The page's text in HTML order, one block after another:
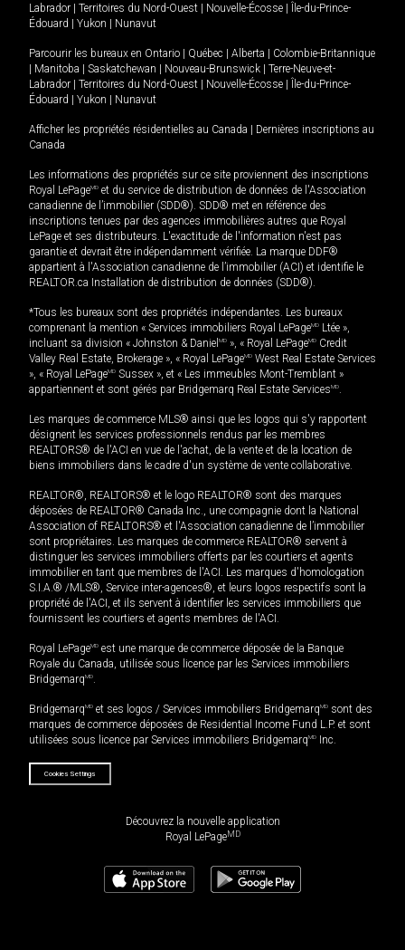
Labrador | Territoires du Nord-Ouest | Nouvelle-Écosse | Île-du-Prince-
Édouard | Yukon | Nunavut
Parcourir les bureaux en Ontario | Québec | Alberta | Colombie-Britannique
| Manitoba | Saskatchewan | Nouveau-Brunswick | Terre-Neuve-et-
Labrador | Territoires du Nord-Ouest | Nouvelle-Écosse | Île-du-Prince-
Édouard | Yukon | Nunavut
Afficher les propriétés résidentielles au Canada | Dernières inscriptions au
Canada
Les informations des propriétés sur ce site proviennent des inscriptions
Royal LePageMD et du service de distribution de données de l'Association
canadienne de l’immobilier (SDD®). SDD® met en référence des
inscriptions tenues par des agences immobilières autres que Royal
LePage et ses distributeurs. L'exactitude de l'information n'est pas
garantie et devrait être indépendamment vérifiée. La marque DDF®
appartient à l'Association canadienne de l’immobilier (ACI) et identifie le
REALTOR.ca Installation de distribution de données (SDD®).
*Tous les bureaux sont des propriétés indépendantes. Les bureaux
comprenant la mention « Services immobiliers Royal LePageMD Ltée »,
incluant sa division « Johnston & Daniel MD », « Royal LePageMD Credit
Valley Real Estate, Brokerage », « Royal LePageMD West Real Estate Services
», « Royal LePageMD Sussex », et « Les immeubles Mont-Tremblant »
appartiennent et sont gérés par Bridgemarq Real Estate ServicesMD.
Les marques de commerce MLS® ainsi que les logos qui s'y rapportent
désignent les services professionnels rendus par les membres
REALTORS® de l'ACI en vue de l'achat, de la vente et de la location de
biens immobiliers dans le cadre d'un système de vente collaborative.
REALTOR®, REALTORS® et le logo REALTOR® sont des marques
déposées de REALTOR® Canada Inc., une compagnie dont la National
Association of REALTORS® et l'Association canadienne de l’immobilier
sont propriétaires. Les marques de commerce REALTOR® servent à
distinguer les services immobiliers offerts par les courtiers et agents
immobilier en tant que membres de l'ACI. Les marques d'homologation
S.I.A.® /MLS®, Service inter-agences®, et leurs logos respectifs sont la
propriété de l'ACI, et ils servent à identifier les services immobiliers que
fournissent les courtiers et agents membres de l'ACI.
Royal LePageMD est une marque de commerce déposée de la Banque
Royale du Canada, utilisée sous licence par les Services immobiliers
BridgemarqMD.
BridgemarqMD et ses logos / Services immobiliers BridgemarqMD sont des
marques de commerce déposées de Residential Income Fund L.P. et sont
utilisées sous licence par Services immobiliers BridgemarqMD Inc.
Cookies Settings
Découvrez la nouvelle application
Royal LePageMD